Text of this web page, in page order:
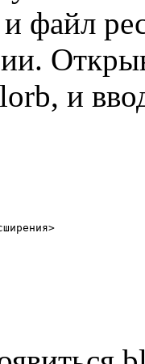
файл
и